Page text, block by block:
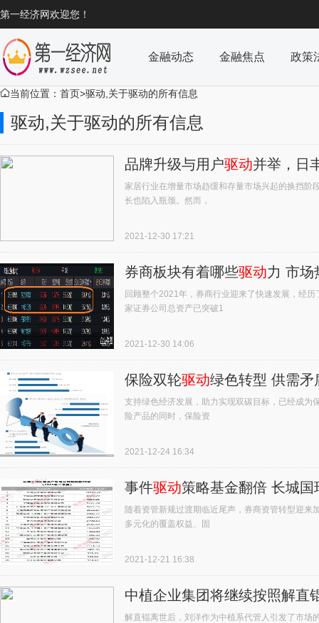
第一经济网欢迎您！
金融动态 金融焦点 政策
当前位置： 首页>驱动,关于驱动的所有信息
驱动,关于驱动的所有信息
品牌升级与用户驱动并举，日
家居行业在增量市场趋缓和存量市场兴起的换挡阶
长也陷入瓶颈。然而，
2021-12-30 17:21
券商板块有着哪些驱动力 市场
回顾整个2021年，券商行业迎来了快速发展，经
家证券公司总资产已突破1
2021-12-30 14:06
保险双轮驱动绿色转型 供需矛
支持绿色经济发展，助力实现双碳目标，已经成为
险产品的同时，保险资
2021-12-24 16:34
事件驱动策略基金翻倍 长城
随着资管新规过渡期临近尾声，券商资管转型迎
多元化的覆盖权益、固
2021-12-21 16:38
中植企业集团将继续按照解直
解直锟离世后，刘洋作为中植系代管人引发了市场